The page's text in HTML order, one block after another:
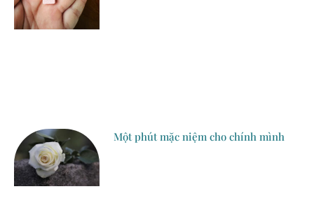
Một phút mặc niệm cho chính mình